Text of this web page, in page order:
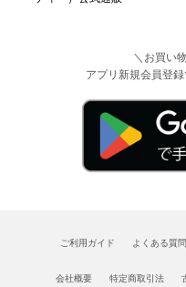
＼お買い
アプリ新規会員登
ご利用ガイド よくある質問
会社概要 特定商取引法